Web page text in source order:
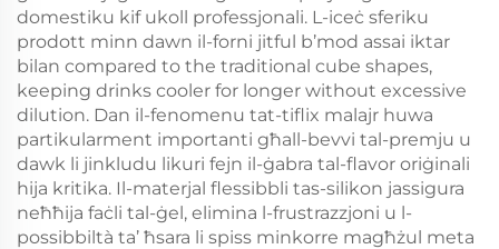
domestiku kif ukoll professjonali. L-iceċ sferiku
prodott minn dawn il-forni jitful b’mod assai iktar
bilan compared to the traditional cube shapes,
keeping drinks cooler for longer without excessive
dilution. Dan il-fenomenu tat-tiflix malajr huwa
partikularment importanti għall-bevvi tal-premju u
dawk li jinkludu likuri fejn il-ġabra tal-flavor oriġinali
hija kritika. Il-materjal flessibbli tas-silikon jassigura
neħħija faċli tal-ġel, elimina l-frustrazzjoni u l-
possibbiltà ta’ ħsara li spiss minkorre magħżul meta